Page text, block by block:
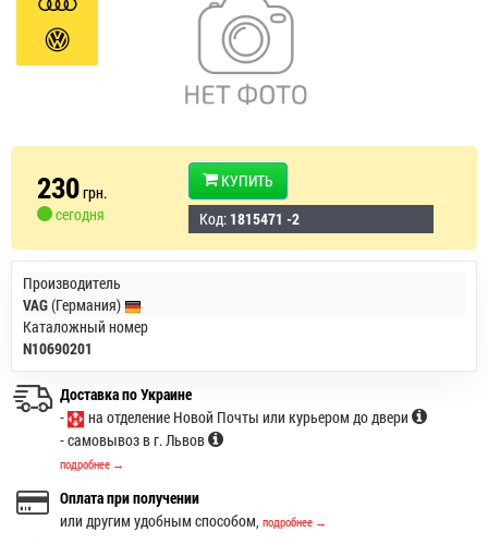
230грн.
сегодня
КУПИТЬ
Код: 1815471 -2
Производитель
VAG(Германия)
Каталожный номер
N10690201
Доставка по Украине
-
на отделение Новой Почты или курьером до двери
- самовывоз в г. Львов
подробнее →
Оплата при получении
или другим удобным способом, подробнее →